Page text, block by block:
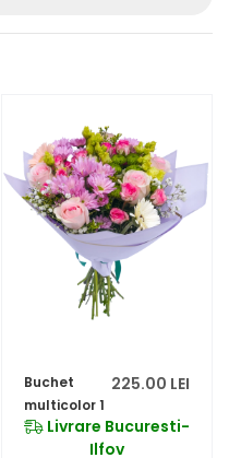
225.00 LEI
Buchet
multicolor 1
Livrare Bucuresti-
Ilfov